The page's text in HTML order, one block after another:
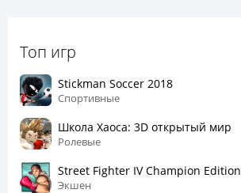
Топ игр
Stickman Soccer 2018
Спортивные
Школа Хаоса: 3D открытый мир
Ролевые
Street Fighter IV Champion Edition
Экшен